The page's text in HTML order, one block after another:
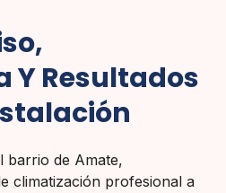
Y Resultados
barrio de Amate,
climatización profesional a